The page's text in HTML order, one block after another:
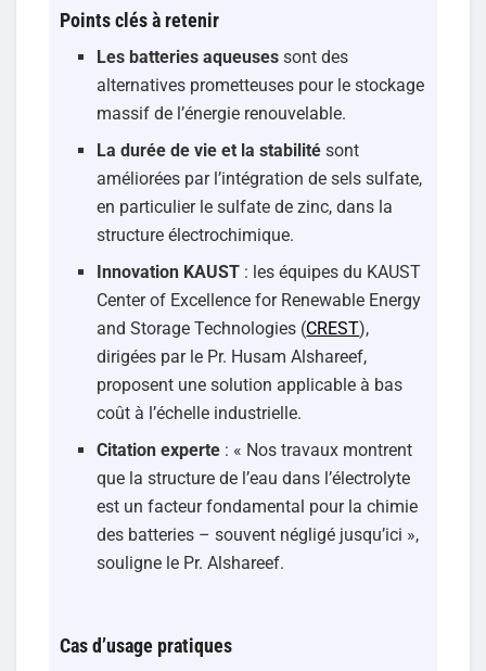
Points clés à retenir
Les batteries aqueuses sont des
alternatives prometteuses pour le stockage
massif de l’énergie renouvelable.
La durée de vie et la stabilité sont
améliorées par l’intégration de sels sulfate,
en particulier le sulfate de zinc, dans la
structure électrochimique.
Innovation KAUST : les équipes du KAUST
Center of Excellence for Renewable Energy
and Storage Technologies (CREST),
dirigées par le Pr. Husam Alshareef,
proposent une solution applicable à bas
coût à l’échelle industrielle.
Citation experte : « Nos travaux montrent
que la structure de l’eau dans l’électrolyte
est un facteur fondamental pour la chimie
des batteries – souvent négligé jusqu’ici »,
souligne le Pr. Alshareef.
Cas d’usage pratiques